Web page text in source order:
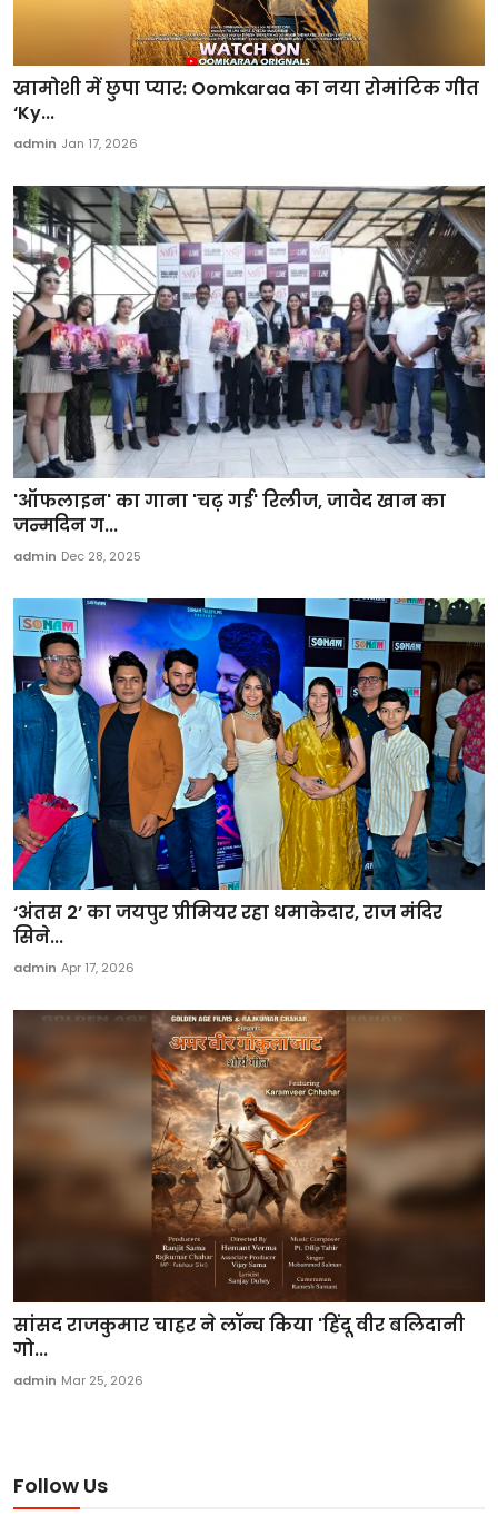
खामोशी में छुपा प्यार: Oomkaraa का नया रोमांटिक गीत
‘Ky...
admin Jan 17, 2026
'ऑफलाइन' का गाना 'चढ़ गई' रिलीज, जावेद खान का
जन्मदिन ग...
admin Dec 28, 2025
‘अंतस 2’ का जयपुर प्रीमियर रहा धमाकेदार, राज मंदिर
सिने...
admin Apr 17, 2026
सांसद राजकुमार चाहर ने लॉन्च किया 'हिंदू वीर बलिदानी
गो...
admin Mar 25, 2026
Follow Us